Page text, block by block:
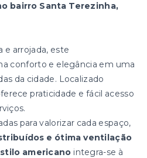
bairro Santa Terezinha,
e arrojada, este
conforto e elegância em uma
da cidade. Localizado
praticidade e fácil acesso
para valorizar cada espaço,
e ótima ventilação
americano integra-se à